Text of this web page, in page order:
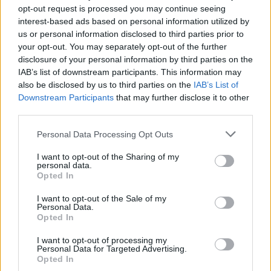
opt-out request is processed you may continue seeing
interest-based ads based on personal information utilized by
us or personal information disclosed to third parties prior to
your opt-out. You may separately opt-out of the further
disclosure of your personal information by third parties on the
IAB’s list of downstream participants. This information may
also be disclosed by us to third parties on the IAB’s List of
Downstream Participants that may further disclose it to other
Personal Data Processing Opt Outs
I want to opt-out of the Sharing of my
personal data.
Opted In
I want to opt-out of the Sale of my
Personal Data.
Opted In
I want to opt-out of processing my
Personal Data for Targeted Advertising.
Opted In
Senaste inlägget av16vt4m Igår 19:51iProjekt
Vw 1956 oval prosjekt 11 svar
Senaste inlägget avjarleb Igår 17:26iProjekt
Volvo 245 ?Turbo?
Senaste inlägget avMarurb1 onsdag 23:42 iProjekt
Renovering av en Honda Civic Aerodeck
VTi
Senaste inlägget avXebers76 onsdag 20:48
Nyaste forumtrådarna
ID 4 vs EX 40 ?
hybridbilar
Ni som kör HEV eller PHEV ? är ni nöjda?
Senaste inlägget av kaykay för 14 timmar sedan
El- och
hybridbilar